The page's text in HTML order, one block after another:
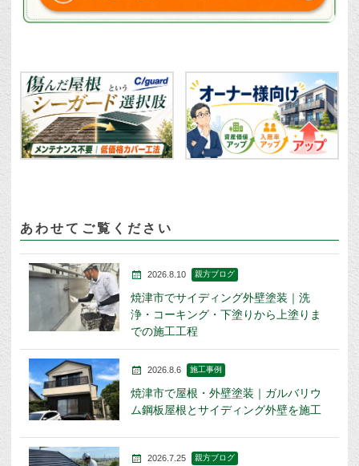
あわせてご覧ください
2026.8.10 親方ブログ
焼津市でサイディング外壁塗装｜洗
浄・コーキング・下塗りから上塗りま
での施工工程
2026.8.6 施工事例
焼津市で屋根・外壁塗装｜ガルバリウ
ム鋼板屋根とサイディング外壁を施工
2026.7.25 親方ブログ